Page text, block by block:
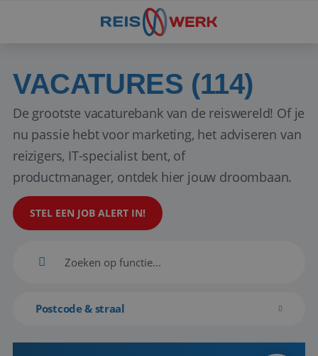
VACATURES (114)
De grootste vacaturebank van de reiswereld! Of je
nu passie hebt voor marketing, het adviseren van
reizigers, IT-specialist bent, of
productmanager, ontdek hier jouw droombaan.
STEL EEN JOB ALERT IN!
Postcode & straal